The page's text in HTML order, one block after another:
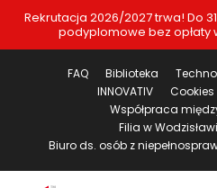
Rekrutacja 2026/2027 trwa! Do
podyplomowe bez opłaty
FAQ Biblioteka
INNOVATIV
Cookies
Współpraca
Filia w
Biuro ds. osób z